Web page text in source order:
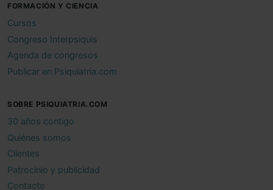
FORMACIÓN Y CIENCIA
Cursos
Congreso Interpsiquis
Agenda de congresos
Publicar en Psiquiatria.com
SOBRE PSIQUIATRIA.COM
30 años contigo
Quiénes somos
Clientes
Patrocinio y publicidad
Contacto